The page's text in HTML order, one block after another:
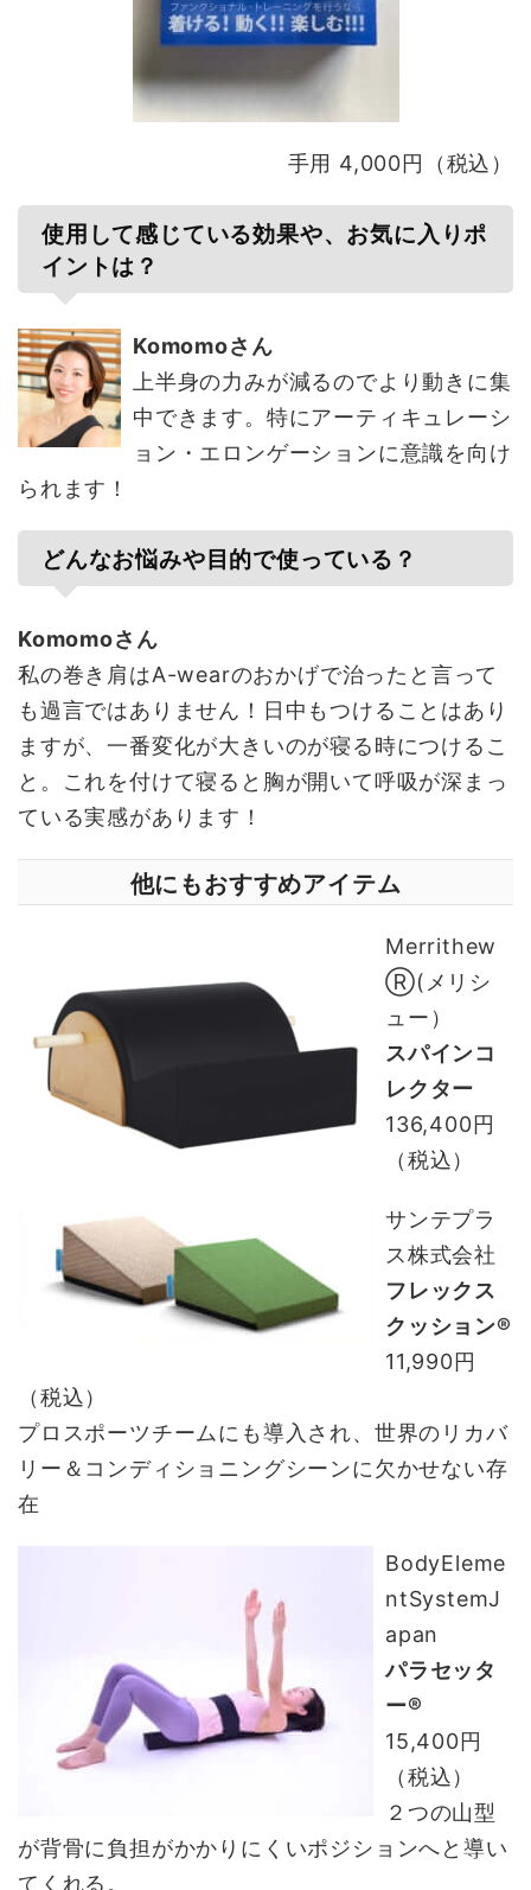
手用 4,000円（税込）
使用して感じている効果や、お気に入りポ
イントは？
Komomoさん
上半身の力みが減るのでより動きに集
中できます。特にアーティキュレーシ
ョン・エロンゲーションに意識を向け
られます！
どんなお悩みや目的で使っている？
Komomoさん
私の巻き肩はA-wearのおかげで治ったと言って
も過言ではありません！日中もつけることはあり
ますが、一番変化が大きいのが寝る時につけるこ
と。これを付けて寝ると胸が開いて呼吸が深まっ
ている実感があります！
他にもおすすめアイテム
Merrithew
Ⓡ(メリシ
ュー）
スパインコ
レクター
136,400円
（税込）
サンテプラ
ス株式会社
フレックス
クッション®
11,990円
（税込）
プロスポーツチームにも導入され、世界のリカバ
リー＆コンディショニングシーンに欠かせない存
在
BodyEleme
ntSystemJ
apan
パラセッタ
ー®
15,400円
（税込）
２つの山型
が背骨に負担がかかりにくいポジションへと導い
てくれる。